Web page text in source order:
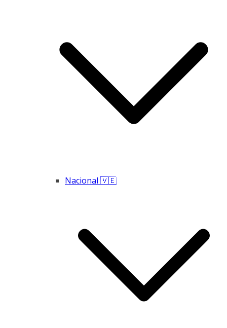
Nacional 🇻🇪